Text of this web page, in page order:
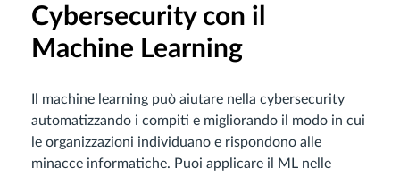
Cybersecurity con il
Machine Learning
Il machine learning può aiutare nella cybersecurity
automatizzando i compiti e migliorando il modo in cui
le organizzazioni individuano e rispondono alle
minacce informatiche. Puoi applicare il ML nelle